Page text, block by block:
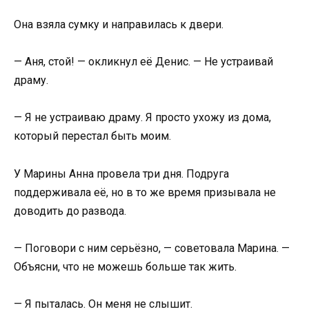
Она взяла сумку и направилась к двери.
— Аня, стой! — окликнул её Денис. — Не устраивай
драму.
— Я не устраиваю драму. Я просто ухожу из дома,
который перестал быть моим.
У Марины Анна провела три дня. Подруга
поддерживала её, но в то же время призывала не
доводить до развода.
— Поговори с ним серьёзно, — советовала Марина. —
Объясни, что не можешь больше так жить.
— Я пыталась. Он меня не слышит.